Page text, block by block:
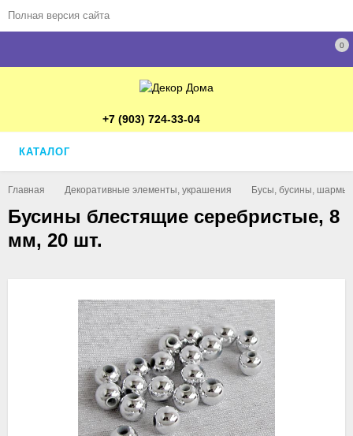
Полная версия сайта
0
+7 (903) 724-33-04
КАТАЛОГ
Главная Декоративные элементы, украшения Бусы, бусины, шармы,
Бусины блестящие серебристые, 8
мм, 20 шт.